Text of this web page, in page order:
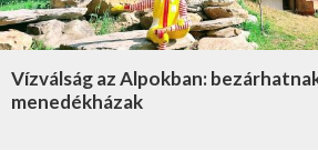
Vízválság az Alpokban:
menedékházak